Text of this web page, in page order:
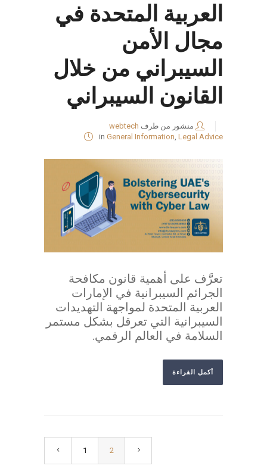
العربية المتحدة في
مجال الأمن
السيبراني من خلال
القانون السيبراني
منشور من طرف webtech
in General Information, Legal Advice
تعرَّف على أهمية قانون مكافحة
الجرائم السيبرانية في الإمارات
العربية المتحدة لمواجهة التهديدات
السيبرانية التي تعرقل بشكل مستمر
السلامة في العالم الرقمي.
أكمل القراءة
1 2